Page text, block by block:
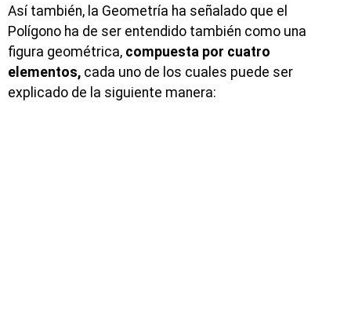
Así también, la Geometría ha señalado que el
Polígono ha de ser entendido también como una
figura geométrica, compuesta por cuatro
elementos, cada uno de los cuales puede ser
explicado de la siguiente manera: